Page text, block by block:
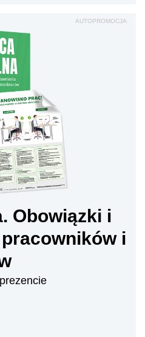
AUTOPROMOCJA
Obowiązki i
i